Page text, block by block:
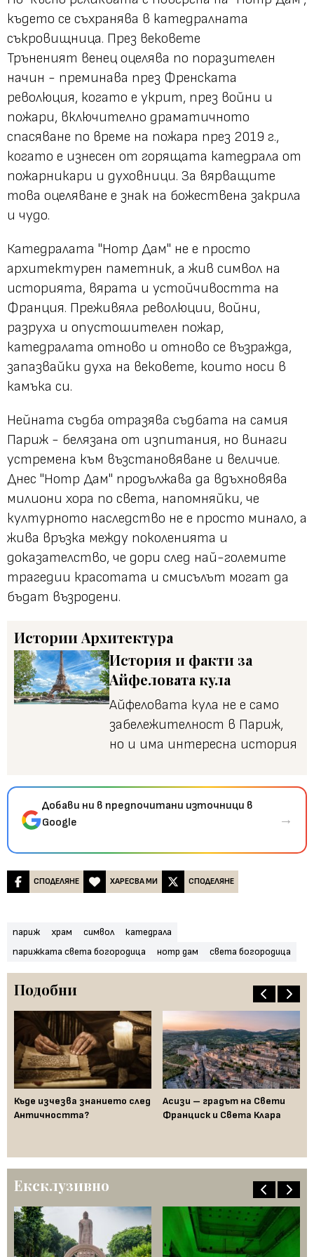
където се съхранява в катедралната
съкровищница. През вековете
Тръненият венец оцелява по поразителен
начин - преминава през Френската
революция, когато е укрит, през войни и
пожари, включително драматичното
спасяване по време на пожара през 2019 г.,
когато е изнесен от горящата катедрала от
пожарникари и духовници. За вярващите
това оцеляване е знак на божествена закрила
и чудо.
Катедралата "Нотр Дам" не е просто
архитектурен паметник, а жив символ на
историята, вярата и устойчивостта на
Франция. Преживяла революции, войни,
разруха и опустошителен пожар,
катедралата отново и отново се възражда,
запазвайки духа на вековете, които носи в
камъка си.
Нейната съдба отразява съдбата на самия
Париж - белязана от изпитания, но винаги
устремена към възстановяване и величие.
Днес "Нотр Дам" продължава да вдъхновява
милиони хора по света, напомняйки, че
културното наследство не е просто минало, а
жива връзка между поколенията и
доказателство, че дори след най-големите
трагедии красотата и смисълът могат да
бъдат възродени.
ИсторииАрхитектура
История и факти за
Айфеловата кула
Айфеловата кула не е само
забележителност в Париж,
но и има интересна история
Добави ни в предпочитани източници в
Google
→
СПОДЕЛЯНЕ ХАРЕСВА МИ СПОДЕЛЯНЕ
париж храм символ
катедрала
парижката света богородица
нотр дам света богородица
Подобни
Къде изчезва знанието след
Античността?
Асизи – градът на Свети
Франциск и Света Клара
Ексклузивно